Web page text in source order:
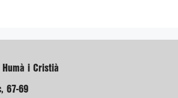
Humà i Cristià
67-69